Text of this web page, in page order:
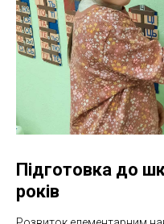
Підготовка до
років